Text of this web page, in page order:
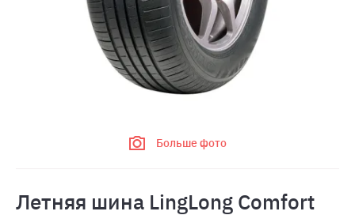
Больше фото
Летняя шина LingLong Comfort